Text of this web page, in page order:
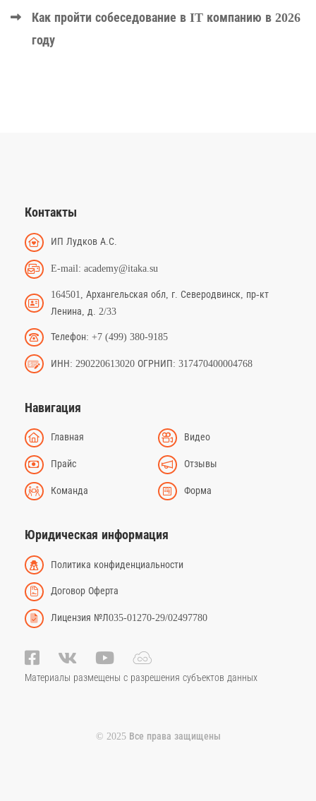
Как пройти собеседование в IT компанию в 2026
году
Контакты
ИП Лудков А.С.
E-mail: academy@itaka.su
164501, Архангельская обл, г. Северодвинск, пр-кт
Ленина, д. 2/33
Телефон: +7 (499) 380-9185
ИНН: 290220613020 ОГРНИП: 317470400004768
Навигация
Главная Видео
Прайс Отзывы
Команда Форма
Юридическая информация
Политика конфиденциальности
Договор Оферта
Лицензия №Л035-01270-29/02497780
Материалы размещены с разрешения субъектов данных
© 2025 Все права защищены